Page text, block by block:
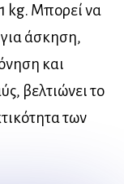
kg. Μπορεί να
άσκηση,
και
βελτιώνει το
των